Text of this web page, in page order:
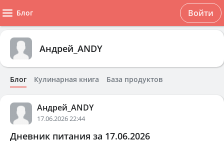
Блог Войти
Андрей_ANDY
Блог Кулинарная книга База продуктов
Андрей_ANDY
17.06.2026 22:44
Дневник питания за 17.06.2026